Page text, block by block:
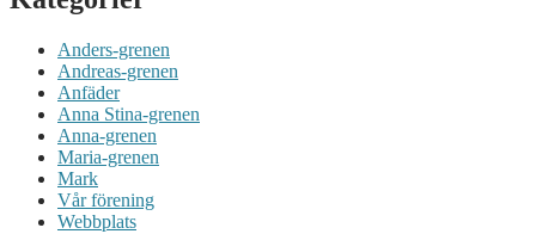
Anders-grenen
Andreas-grenen
Anfäder
Anna Stina-grenen
Anna-grenen
Maria-grenen
Mark
Vår förening
Webbplats